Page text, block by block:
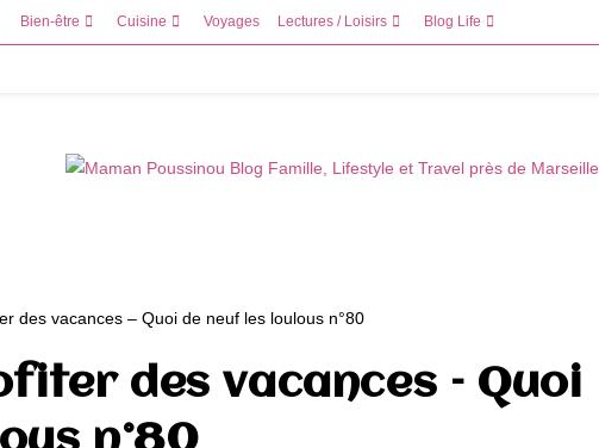
Bien-être Cuisine Voyages Lectures / Loisirs Blog Life
des vacances – Quoi